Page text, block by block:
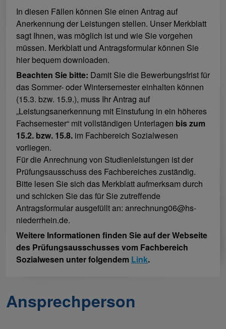
In diesen Fällen können Sie einen Antrag auf
Anerkennung der Leistungen stellen. Unser Merkblatt
sagt Ihnen, was möglich ist und wie Sie vorgehen
müssen. Merkblatt und Antragsformular können Sie
hier bequem downloaden.
Beachten Sie bitte: Damit Sie die Bewerbungsfrist für
das Sommer- oder Wintersemester einhalten können
(15.3. bzw. 15.9.), muss Ihr Antrag auf
„Leistungsanerkennung mit Einstufung in ein höheres
Fachsemester“ mit vollständigen Unterlagen bis zum
15.2. bzw. 15.8. im Fachbereich Sozialwesen
vorliegen.
Für die Anrechnung von Studienleistungen ist der
Prüfungsausschuss des Fachbereiches zuständig.
Bitte lesen Sie sich das Merkblatt aufmerksam durch
und schicken Sie das für Sie zutreffende
Antragsformular ausgefüllt an: anrechnung06@hs-
niederrhein.de.
Weitere Informationen finden Sie auf der Webseite
des Prüfungsausschusses vom Fachbereich
Sozialwesen unter folgendem Link.
Ansprechperson